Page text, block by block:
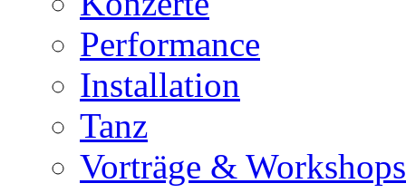
Performance
Installation
Tanz
Vorträge & Workshops